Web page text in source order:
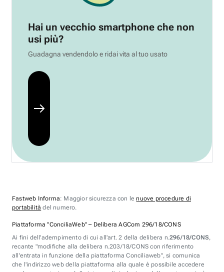
Hai un vecchio smartphone che non
usi più?
Guadagna vendendolo e ridai vita al tuo usato
Fastweb Informa: Maggior sicurezza con lenuove procedure di
portabilità del numero.
Piattaforma "ConciliaWeb" – Delibera AGCom 296/18/CONS
Ai fini dell'adempimento di cui all'art. 2 della delibera n.296/18/CONS,
recante "modifiche alla delibera n.203/18/CONS con riferimento
all'entrata in funzione della piattaforma Conciliaweb", si comunica
che l'indirizzo web della piattaforma alla quale è possibile accedere